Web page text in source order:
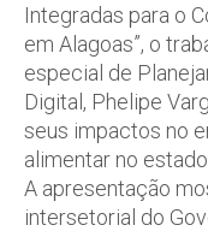
Integradas para o
em Alagoas”, o
especial de
Digital, Phelipe
seus impactos no
alimentar no
A apresentação
intersetorial do